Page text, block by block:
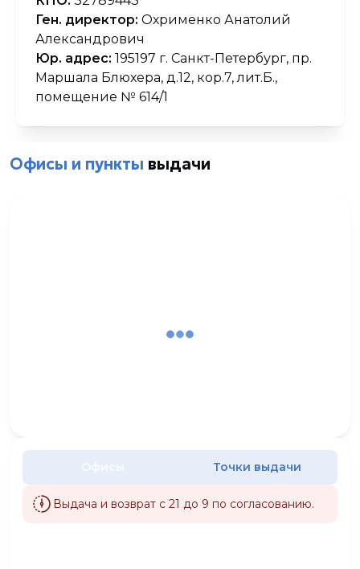
Ген. директор: Охрименко Анатолий
Александрович
Юр. адрес: 195197 г. Санкт-Петербург, пр.
Маршала Блюхера, д.12, кор.7, лит.Б.,
помещение № 614/1
Офисы и пункты выдачи
Офисы Точки выдачи
Выдача и возврат с 21 до 9 по согласованию.